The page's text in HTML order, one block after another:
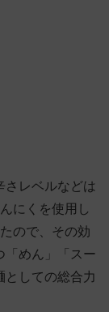
さレベルなどは
にくを使用し
ので、その効
「めん」「スー
としての総合力